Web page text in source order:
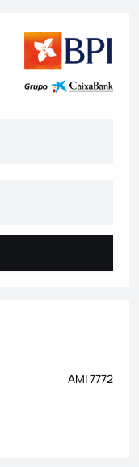
AMI 7772